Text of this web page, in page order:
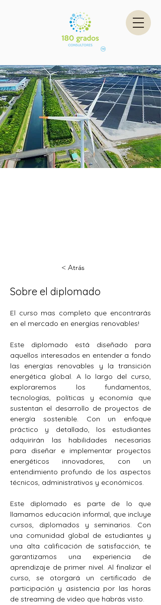
< Atrás
Sobre el diplomado
El curso mas completo que encontrarás
en el mercado en energías renovables!
Este diplomado está diseñado para
aquellos interesados en entender a fondo
las energías renovables y la transición
energética global. A lo largo del curso,
exploraremos los fundamentos,
tecnologías, políticas y economía que
sustentan el desarrollo de proyectos de
energía sostenible. Con un enfoque
práctico y detallado, los estudiantes
adquirirán las habilidades necesarias
para diseñar e implementar proyectos
energéticos innovadores, con un
entendimiento profundo de los aspectos
técnicos, administrativos y económicos.
Este diplomado es parte de lo que
llamamos educación informal, que incluye
cursos, diplomados y seminarios. Con
una comunidad global de estudiantes y
una alta calificación de satisfacción, te
garantizamos una experiencia de
aprendizaje de primer nivel. Al finalizar el
curso, se otorgará un certificado de
participación y asistencia por las horas
de streaming de video que habrás visto.